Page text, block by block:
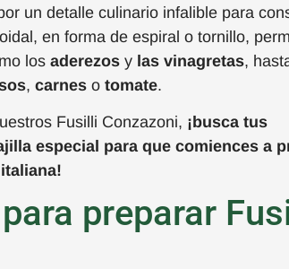
un detalle culinario infalible para
en forma de espiral o tornillo,
los aderezos y las vinagretas,
, carnes o tomate.
Fusilli Conzazoni, ¡busca tus
especial para que comiences a
preparar